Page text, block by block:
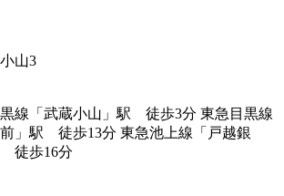
山3
線「武蔵小山」駅 徒歩3分 東急目黒線
前」駅 徒歩13分 東急池上線「戸越銀
徒歩16分